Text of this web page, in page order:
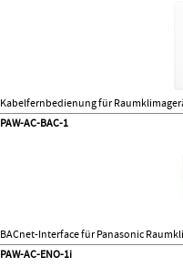
Kabelfernbedienung für
PAW-AC-BAC-1
BACnet-Interface für Panasonic
PAW-AC-ENO-1i